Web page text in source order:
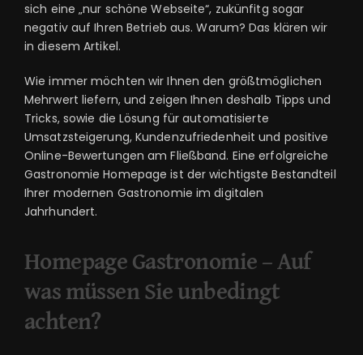
sich eine „nur schöne Webseite“, zukünfitg sogar
negativ auf Ihren Betrieb aus. Warum? Das klären wir
in diesem Artikel.
Wie immer möchten wir Ihnen den größtmöglichen
Mehrwert liefern, und zeigen Ihnen deshalb Tipps und
Tricks, sowie die Lösung für automatisierte
Umsatzsteigerung, Kundenzufriedenheit und positive
Online-Bewertungen am Fließband. Eine erfolgreiche
Gastronomie Homepage ist der wichtigste Bestandteil
Ihrer modernen Gastronomie im digitalen
Jahrhundert.
Homepage Gastronomie –Auf
was müssen Sie unbedingt
achten?